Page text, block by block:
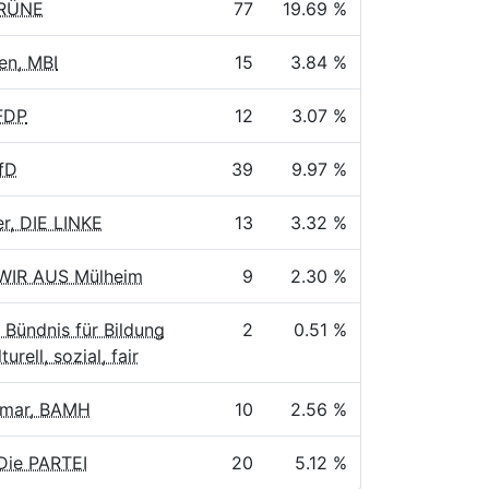
77 19.69 %
MBI 15 3.84 %
12 3.07 %
39 9.97 %
DIE LINKE 13 3.32 %
AUS Mülheim 9 2.30 %
Bündnis für Bildung
sozial, fair
2 0.51 %
BAMH 10 2.56 %
PARTEI 20 5.12 %